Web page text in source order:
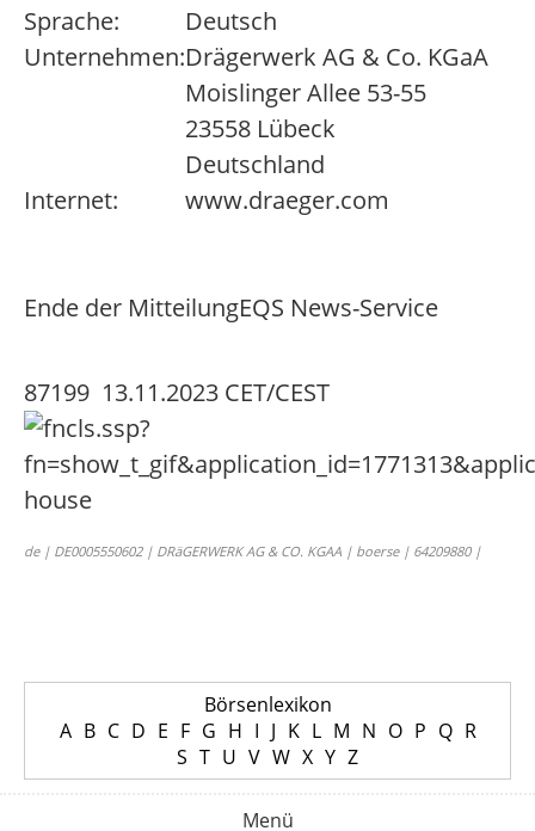
Sprache:
Deutsch
Unternehmen:Drägerwerk AG & Co. KGaA
Moislinger Allee 53-55
23558 Lübeck
Deutschland
Internet:
www.draeger.com
Ende der MitteilungEQS News-Service
87199 13.11.2023 CET/CEST
de | DE0005550602 | DRäGERWERK AG & CO. KGAA | boerse | 64209880 |
Börsenlexikon
A B C D E F G H I J K L M N O P Q R
S T U V W X Y Z
Menü